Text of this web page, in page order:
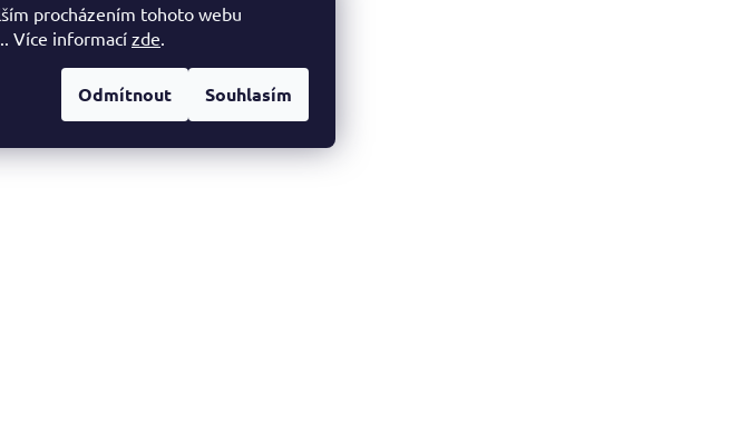
procházením tohoto webu
Více informacízde
Odmítnout Souhlasím